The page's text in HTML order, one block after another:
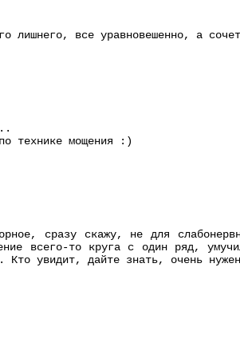
лишнего, все уравновешенно, а
технике мощения :)
сразу скажу, не для
всего-то круга с один ряд,
Кто увидит, дайте знать, очень